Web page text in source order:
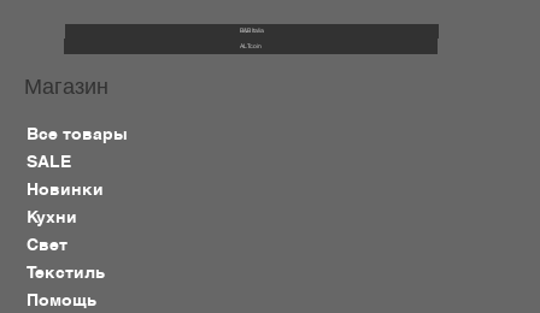
B&B Italia
ALTcoin
Магазин
Все товары
SALE
Новинки
Кухни
Свет
Текстиль
Помощь